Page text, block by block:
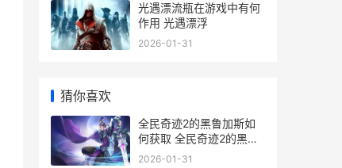
光遇漂流瓶在游戏中有何
作用 光遇漂浮
2026-01-31
猜你喜欢
全民奇迹2的黑鲁加斯如
何获取 全民奇迹2的黑金
币在哪
2026-01-31